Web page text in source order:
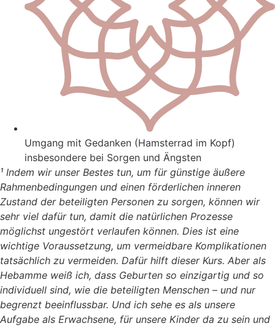
Umgang mit Gedanken (Hamsterrad im Kopf)
insbesondere bei Sorgen und Ängsten
¹ Indem wir unser Bestes tun, um für günstige äußere
Rahmenbedingungen und einen förderlichen inneren
Zustand der beteiligten Personen zu sorgen, können wir
sehr viel dafür tun, damit die natürlichen Prozesse
möglichst ungestört verlaufen können. Dies ist eine
wichtige Voraussetzung, um vermeidbare Komplikationen
tatsächlich zu vermeiden. Dafür hilft dieser Kurs. Aber als
Hebamme weiß ich, dass Geburten so einzigartig und so
individuell sind, wie die beteiligten Menschen – und nur
begrenzt beeinflussbar. Und ich sehe es als unsere
Aufgabe als Erwachsene, für unsere Kinder da zu sein und